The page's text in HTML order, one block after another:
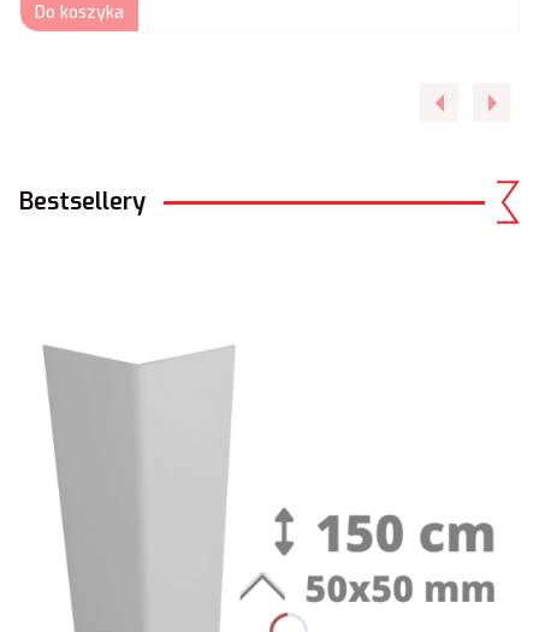
Do koszyka
Bestsellery